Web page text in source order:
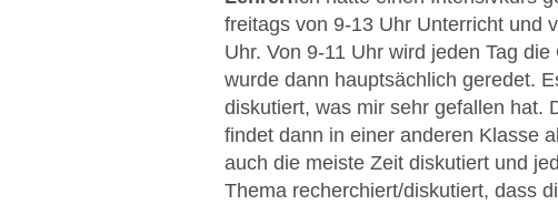
freitags von 9-13 Uhr Unterricht und
Uhr. Von 9-11 Uhr wird jeden Tag
wurde dann hauptsächlich geredet.
diskutiert, was mir sehr gefallen hat.
findet dann in einer anderen Klasse
auch die meiste Zeit diskutiert und
Thema recherchiert/diskutiert, dass